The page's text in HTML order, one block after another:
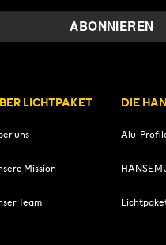
LICHTPAKET
uns
Mission
Team
DIE
Alu-